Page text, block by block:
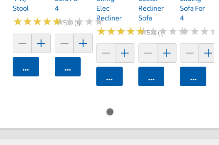
Stool
★★★★★
★★★★★5.0 (1)
카트에 담기
4
★★★★★
★★★★★
카트에 담기
Elec
Recliner
★★★★★
★★★★★5.0 (1)
카트에 담기
Recliner
Sofa
★★★★★
★★★★★
카트에 담기
Sofa For
4
★★★
★★★
카트에